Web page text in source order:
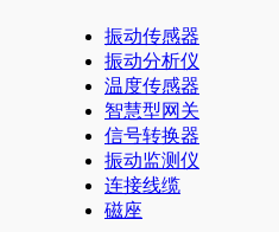
振动传感器
振动分析仪
温度传感器
智慧型网关
信号转换器
振动监测仪
连接线缆
磁座